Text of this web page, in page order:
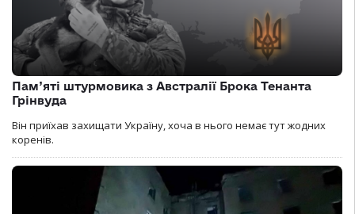
Пам’яті штурмовика з Австралії Брока Тенанта
Грінвуда
Він приїхав захищати Україну, хоча в нього немає тут жодних
коренів.